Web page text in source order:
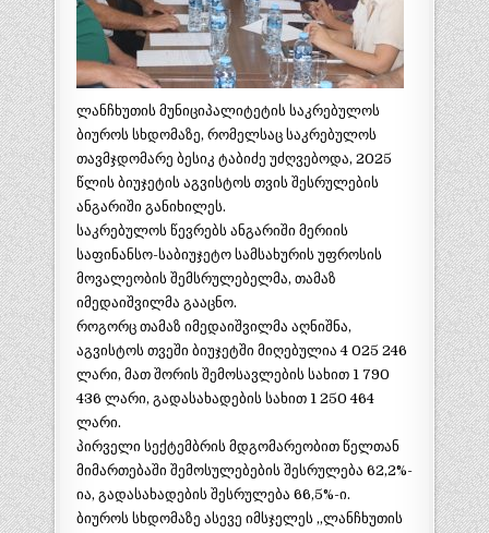
ლანჩხუთის მუნიციპალიტეტის საკრებულოს
ბიუროს სხდომაზე, რომელსაც საკრებულოს
თავმჯდომარე ბესიკ ტაბიძე უძღვებოდა, 2025
წლის ბიუჯეტის აგვისტოს თვის შესრულების
ანგარიში განიხილეს.
საკრებულოს წევრებს ანგარიში მერიის
საფინანსო-საბიუჯეტო სამსახურის უფროსის
მოვალეობის შემსრულებელმა, თამაზ
იმედაიშვილმა გააცნო.
როგორც თამაზ იმედაიშვილმა აღნიშნა,
აგვისტოს თვეში ბიუჯეტში მიღებულია 4 025 246
ლარი, მათ შორის შემოსავლების სახით 1 790
436 ლარი, გადასახადების სახით 1 250 464
ლარი.
პირველი სექტემბრის მდგომარეობით წელთან
მიმართებაში შემოსულებების შესრულება 62,2%-
ია, გადასახადების შესრულება 66,5%-ი.
ბიუროს სხდომაზე ასევე იმსჯელეს „ლანჩხუთის